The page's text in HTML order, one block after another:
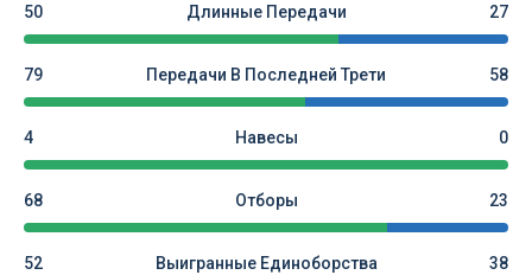
50 Длинные Передачи 27
79 Передачи В Последней Трети 58
4 Навесы 0
68 Отборы 23
52 Выигранные Единоборства 38